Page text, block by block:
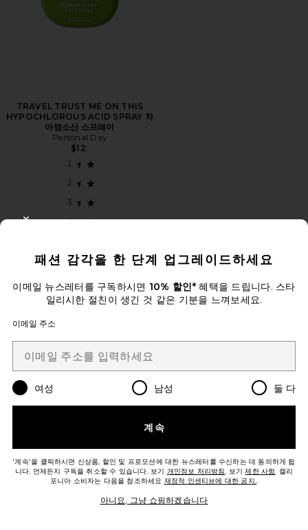
TRAVEL TRUST ME ON THIS
HYPOCHLOROUS ACID SPRAY 차
아염소산 스프레이
Personal Day
$12
Favorite CC RED CORRECT CC크림
패션 감각을 한 단계 업그레이드하세요
이메일 뉴스레터를 구독하시면 10% 할인*혜택을 드립니다. 스타
일리시한 절친이 생긴 것 같은 기분을 느껴보세요.
이메일 주소
여성 남성 둘 다
계속
'계속'을 클릭하시면 신상품, 할인 및 프로모션에 대한 뉴스레터를 수신하는 데 동의하게 됩
니다. 언제든지 구독을 취소할 수 있습니다. 보기 개인정보 처리방침. 보기제한 사항. 캘리
포니아 소비자는 다음을 참조하세요 재정적 인센티브에 대한 공지..
아니요, 그냥 쇼핑하겠습니다